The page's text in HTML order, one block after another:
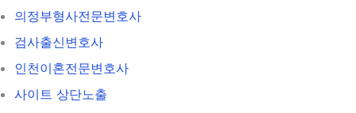
의정부형사전문변호사
검사출신변호사
인천이혼전문변호사
사이트 상단노출